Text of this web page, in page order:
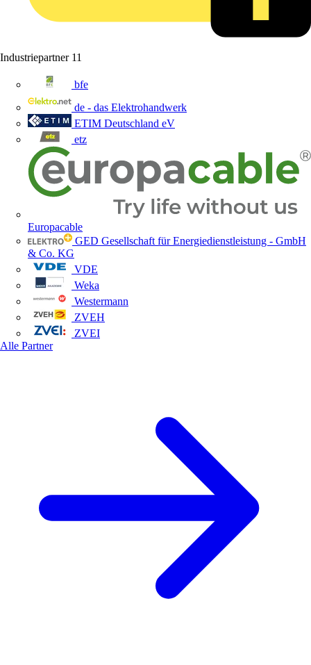
Industriepartner 11
bfe
de - das Elektrohandwerk
ETIM Deutschland eV
etz
Europacable
GED Gesellschaft für Energiedienstleistung - GmbH
& Co. KG
VDE
Weka
Westermann
ZVEH
ZVEI
Alle Partner